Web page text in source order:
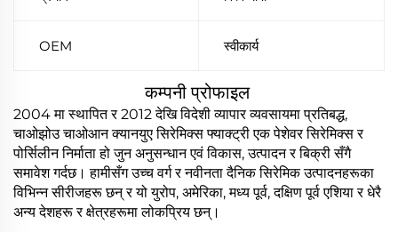
OEM स्वीकार्य
कम्पनी प्रोफाइल
2004 मा स्थापित र 2012 देखि विदेशी व्यापार व्यवसायमा प्रतिबद्ध,
चाओझोउ चाओआन क्यानयुए सिरेमिक्स फ्याक्ट्री एक पेशेवर सिरेमिक्स र
पोर्सिलीन निर्माता हो जुन अनुसन्धान एवं विकास, उत्पादन र बिक्री सँगै
समावेश गर्दछ। हामीसँग उच्च वर्ग र नवीनता दैनिक सिरेमिक उत्पादनहरूका
विभिन्न सीरीजहरू छन् र यो युरोप, अमेरिका, मध्य पूर्व, दक्षिण पूर्व एशिया र धेरै
अन्य देशहरू र क्षेत्रहरूमा लोकप्रिय छन्।